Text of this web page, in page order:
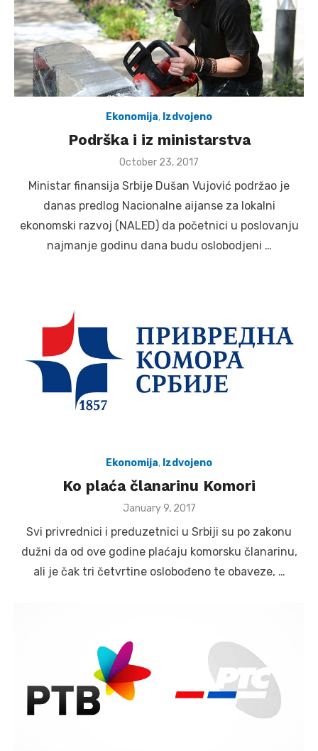
Ekonomija, Izdvojeno
Podrška i iz ministarstva
Posted
October 23, 2017
Ministar finansija Srbije Dušan Vujović podržao je
danas predlog Nacionalne aijanse za lokalni
ekonomski razvoj (NALED) da početnici u poslovanju
najmanje godinu dana budu oslobodjeni …
Ekonomija, Izdvojeno
Ko plaća članarinu Komori
Posted
January 9, 2017
Svi privrednici i preduzetnici u Srbiji su po zakonu
dužni da od ove godine plaćaju komorsku članarinu,
ali je čak tri četvrtine oslobođeno te obaveze, …